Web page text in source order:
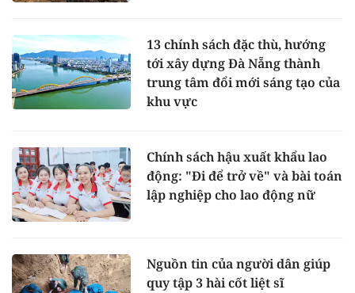
13 chính sách đặc thù, hướng
tới xây dựng Đà Nẵng thành
trung tâm đổi mới sáng tạo của
khu vực
Chính sách hậu xuất khẩu lao
động: "Đi để trở về" và bài toán
lập nghiệp cho lao động nữ
Nguồn tin của người dân giúp
quy tập 3 hài cốt liệt sĩ